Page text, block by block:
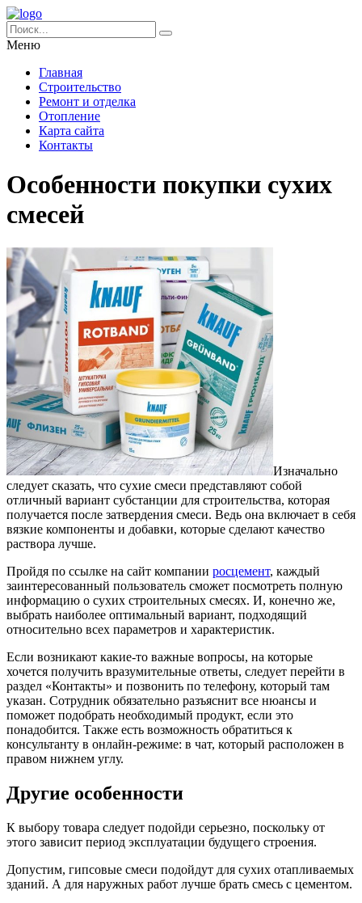
Меню
Главная
Строительство
Ремонт и отделка
Отопление
Карта сайта
Контакты
Особенности покупки сухих
смесей
Изначально
следует сказать, что сухие смеси представляют собой
отличный вариант субстанции для строительства, которая
получается после затвердения смеси. Ведь она включает в себя
вязкие компоненты и добавки, которые сделают качество
раствора лучше.
Пройдя по ссылке на сайт компании росцемент, каждый
заинтересованный пользователь сможет посмотреть полную
информацию о сухих строительных смесях. И, конечно же,
выбрать наиболее оптимальный вариант, подходящий
относительно всех параметров и характеристик.
Если возникают какие-то важные вопросы, на которые
хочется получить вразумительные ответы, следует перейти в
раздел «Контакты» и позвонить по телефону, который там
указан. Сотрудник обязательно разъяснит все нюансы и
поможет подобрать необходимый продукт, если это
понадобится. Также есть возможность обратиться к
консультанту в онлайн-режиме: в чат, который расположен в
правом нижнем углу.
Другие особенности
К выбору товара следует подойди серьезно, поскольку от
этого зависит период эксплуатации будущего строения.
Допустим, гипсовые смеси подойдут для сухих отапливаемых
зданий. А для наружных работ лучше брать смесь с цементом.